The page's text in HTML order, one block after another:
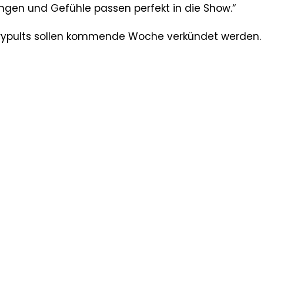
und Gefühle passen perfekt in die Show.“
sollen kommende Woche verkündet werden.